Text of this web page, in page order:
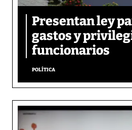
Presentan ley
gastos y
funcionarios
POLÍTICA